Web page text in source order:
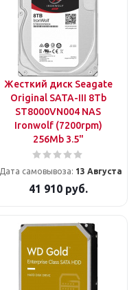
Жесткий диск Seagate
Original SATA-III 8Tb
ST8000VN004 NAS
Ironwolf (7200rpm)
256Mb 3.5"
Дата самовывоза: 13 Августа
41 910руб.